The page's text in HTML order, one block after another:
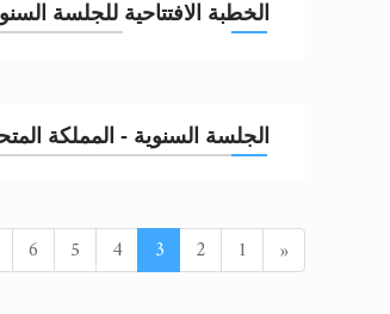
الخطبة الافتتاحية للجلسة
الجلسة السنوية - المملكة المتحدة
« السابق1
2
3
4
5
6